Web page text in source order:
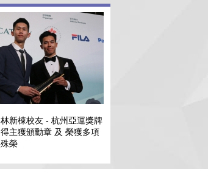
林新棟校友 - 杭州亞運獎牌
得主獲頒勳章 及 榮獲多項
殊榮